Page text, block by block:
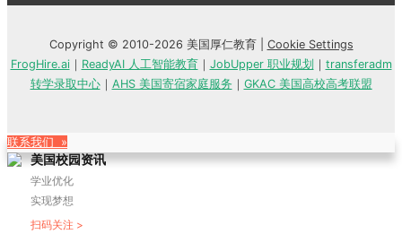
Copyright © 2010-2026 美国厚仁教育 | Cookie Settings
FrogHire.ai｜ ReadyAI 人工智能教育｜ JobUpper 职业规划 ｜ transferadm
转学录取中心｜ AHS 美国寄宿家庭服务 ｜ GKAC 美国高校高考联盟
联系我们 »
美国校园资讯
学业优化
实现梦想
扫码关注 >